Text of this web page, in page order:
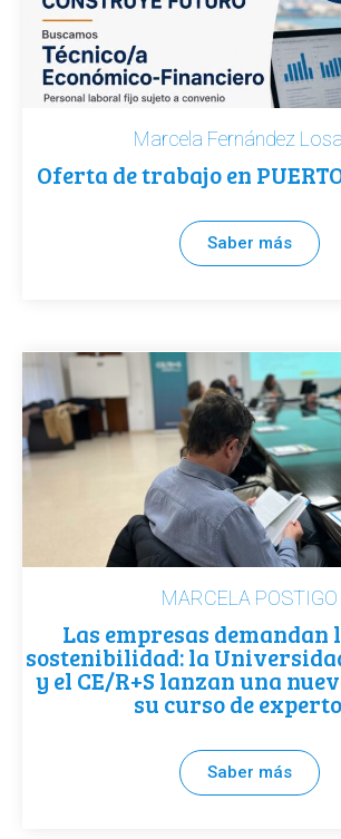
Marcela Fernández
Oferta de trabajo en
Saber más
MARCELA POSTIGO
Las empresas demandan
sostenibilidad: la
y el CE/R+S lanzan una
su curso de
Saber más